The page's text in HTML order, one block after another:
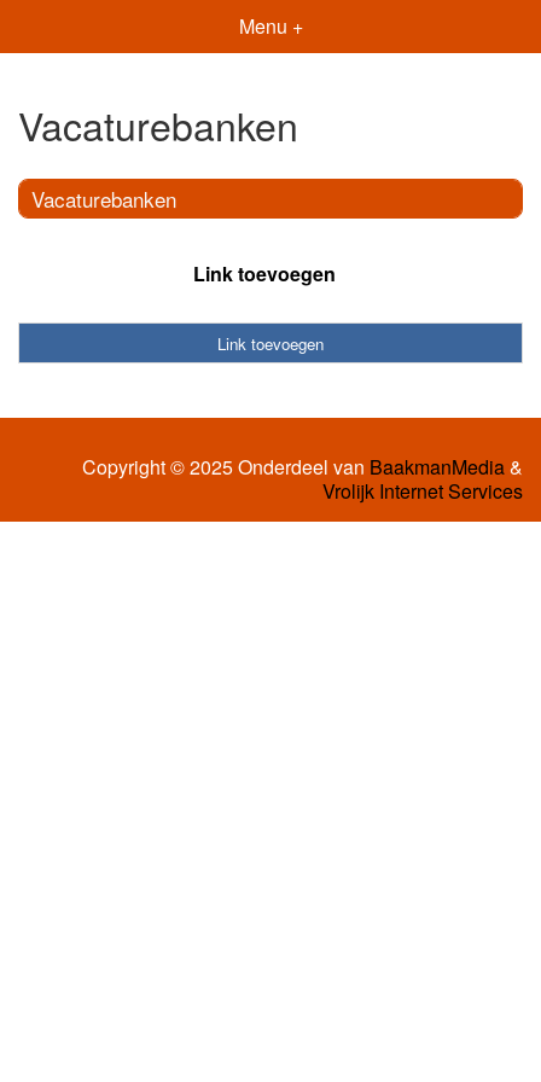
Menu +
Vacaturebanken
Vacaturebanken
Link toevoegen
Link toevoegen
Copyright © 2025 Onderdeel van BaakmanMedia&
Vrolijk Internet Services